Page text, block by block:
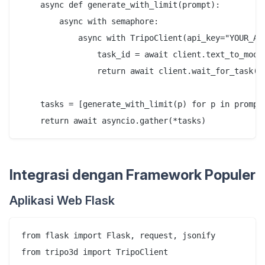
    async def generate_with_limit(prompt):
        async with semaphore:
async with
task_id = await
return await
tasks = [generate_with_limit(p) for p in
Integrasi dengan Framework Populer
Aplikasi Web Flask
from flask import Flask, request, jsonify
from tripo3d import TripoClient